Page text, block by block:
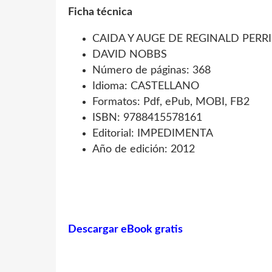
Ficha técnica
CAIDA Y AUGE DE REGINALD
DAVID NOBBS
Número de páginas: 368
Idioma: CASTELLANO
Formatos: Pdf, ePub, MOBI, FB2
ISBN: 9788415578161
Editorial: IMPEDIMENTA
Año de edición: 2012
Descargar eBook gratis